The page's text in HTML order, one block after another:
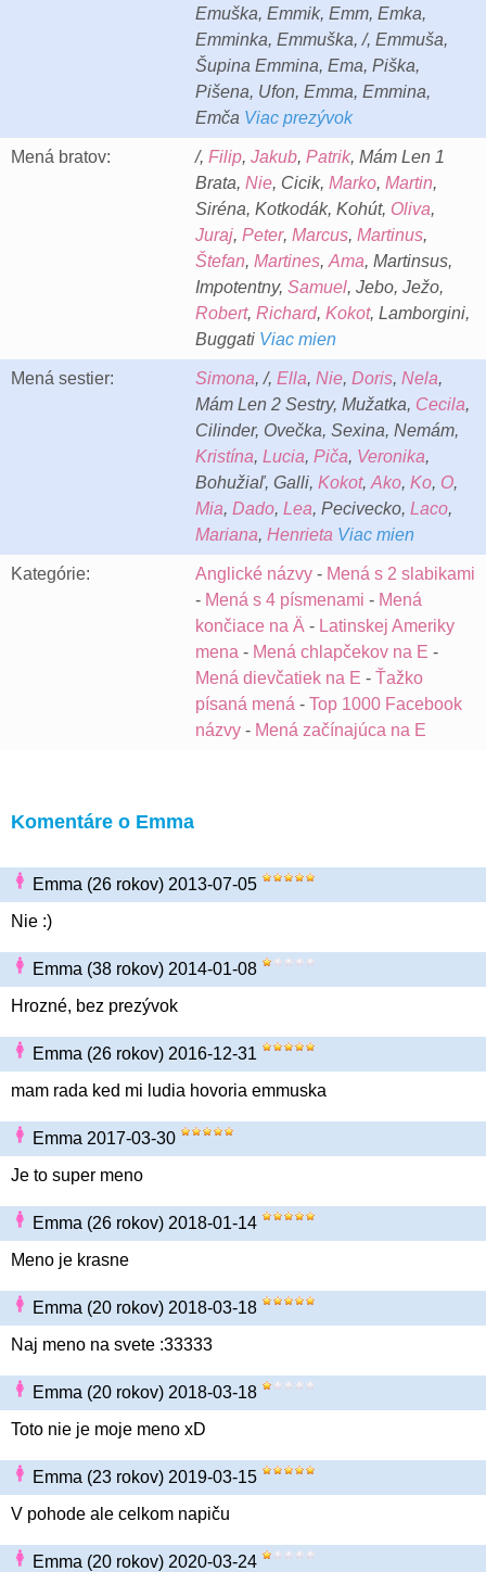
Emuška, Emmik, Emm, Emka,
Emminka, Emmuška, /, Emmuša,
Šupina Emmina, Ema, Piška,
Pišena, Ufon, Emma, Emmina,
Emča Viac prezývok
Mená bratov: /, Filip, Jakub, Patrik, Mám Len 1
Brata, Nie, Cicik, Marko, Martin,
Siréna, Kotkodák, Kohút, Oliva,
Juraj, Peter, Marcus, Martinus,
Štefan, Martines, Ama, Martinsus,
Impotentny, Samuel, Jebo, Ježo,
Robert, Richard, Kokot, Lamborgini,
Buggati Viac mien
Mená sestier: Simona, /, Ella, Nie, Doris, Nela,
Mám Len 2 Sestry, Mužatka, Cecila,
Cilinder, Ovečka, Sexina, Nemám,
Kristína, Lucia, Piča, Veronika,
Bohužiaľ, Galli, Kokot, Ako, Ko, O,
Mia, Dado, Lea, Pecivecko, Laco,
Mariana, Henrieta Viac mien
Kategórie: Anglické názvy - Mená s 2 slabikami
- Mená s 4 písmenami - Mená
končiace na Ä - Latinskej Ameriky
mena - Mená chlapčekov na E -
Mená dievčatiek na E - Ťažko
písaná mená - Top 1000 Facebook
názvy - Mená začínajúca na E
Komentáre o Emma
Emma (26 rokov) 2013-07-05
Nie :)
Emma (38 rokov) 2014-01-08
Hrozné, bez prezývok
Emma (26 rokov) 2016-12-31
mam rada ked mi ludia hovoria emmuska
Emma 2017-03-30
Je to super meno
Emma (26 rokov) 2018-01-14
Meno je krasne
Emma (20 rokov) 2018-03-18
Naj meno na svete :33333
Emma (20 rokov) 2018-03-18
Toto nie je moje meno xD
Emma (23 rokov) 2019-03-15
V pohode ale celkom napiču
Emma (20 rokov) 2020-03-24